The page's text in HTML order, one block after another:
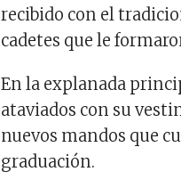
recibido con el
cadetes que le
En la explanada
ataviados con su
nuevos mandos que
graduación.